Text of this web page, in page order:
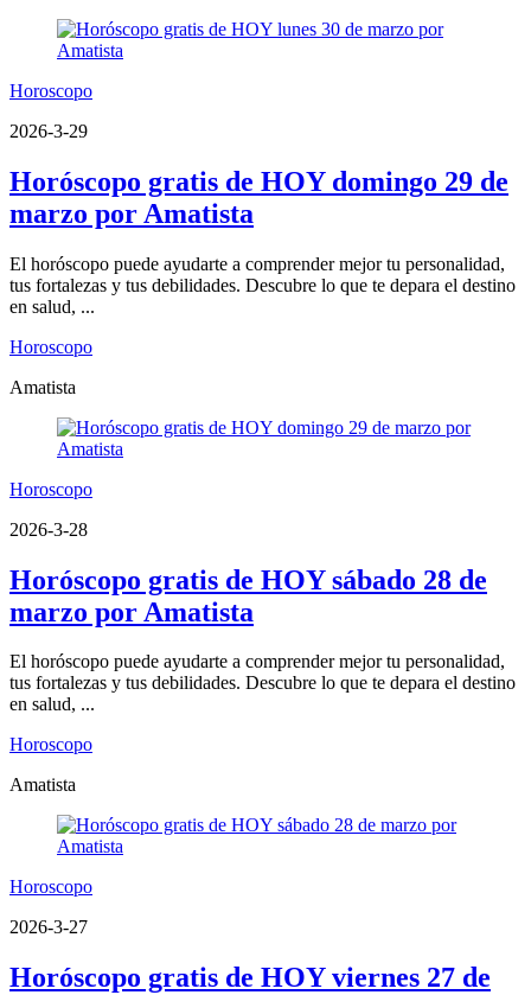
Horoscopo
2026-3-29
Horóscopo gratis de HOY domingo 29 de
marzo por Amatista
El horóscopo puede ayudarte a comprender mejor tu personalidad,
tus fortalezas y tus debilidades. Descubre lo que te depara el destino
en salud, ...
Horoscopo
Amatista
Horoscopo
2026-3-28
Horóscopo gratis de HOY sábado 28 de
marzo por Amatista
El horóscopo puede ayudarte a comprender mejor tu personalidad,
tus fortalezas y tus debilidades. Descubre lo que te depara el destino
en salud, ...
Horoscopo
Amatista
Horoscopo
2026-3-27
Horóscopo gratis de HOY viernes 27 de